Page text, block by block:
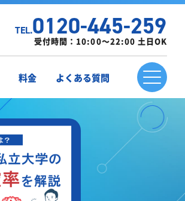
TEL.0120-445-259
受付時間：10:00～22:00 土日OK
料金 よくある質問